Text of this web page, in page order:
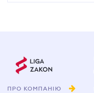
ПРО КОМПАНІЮ